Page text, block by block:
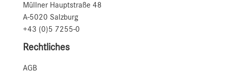
Müllner Hauptstraße 48
A-5020 Salzburg
+43 (0)5 7255-0
Rechtliches
AGB